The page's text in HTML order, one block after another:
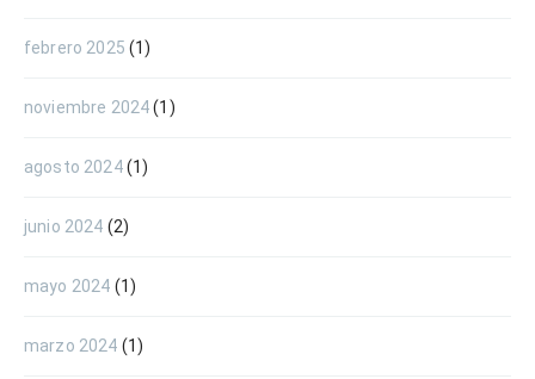
febrero 2025 (1)
noviembre 2024(1)
agosto 2024(1)
junio 2024 (2)
mayo 2024 (1)
marzo 2024 (1)